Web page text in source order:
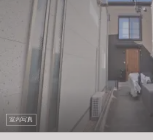
室内写真